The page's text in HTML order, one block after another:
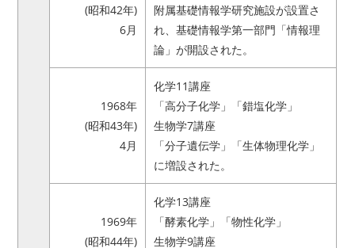
(昭和42年)
6月
附属基礎情報学研究施設が設置さ
れ、基礎情報学第一部門「情報理
論」が開設された。
1968年
(昭和43年)
4月
化学11講座
「高分子化学」「錯塩化学」
生物学7講座
「分子遺伝学」「生体物理化学」
に増設された。
1969年
(昭和44年)
化学13講座
「酵素化学」「物性化学」
生物学9講座